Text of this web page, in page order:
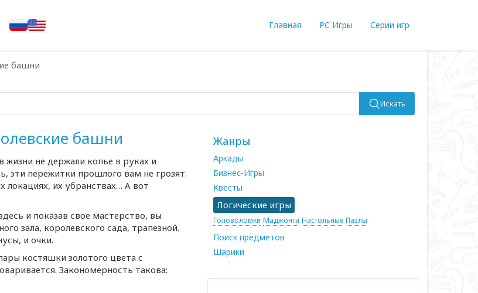
Главная PC Игры Серии игр
башни
Искать
башни
не держали копье в руках и
эти пережитки прошлого вам не грозят.
локациях, их убранствах… А вот
и показав свое мастерство, вы
зала, королевского сада, трапезной.
и очки.
костяшки золотого цвета с
Закономерность такова:
Жанры
Аркады
Бизнес-Игры
Квесты
Логические игры
Головоломки Маджонги Настольные Пазлы
Поиск предметов
Шарики